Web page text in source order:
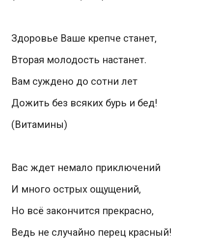
Здоровье Ваше крепче станет,
Вторая молодость настанет.
Вам суждено до сотни лет
Дожить без всяких бурь и бед!
(Витамины)
Вас ждет немало приключений
И много острых ощущений,
Но всё закончится прекрасно,
Ведь не случайно перец красный!